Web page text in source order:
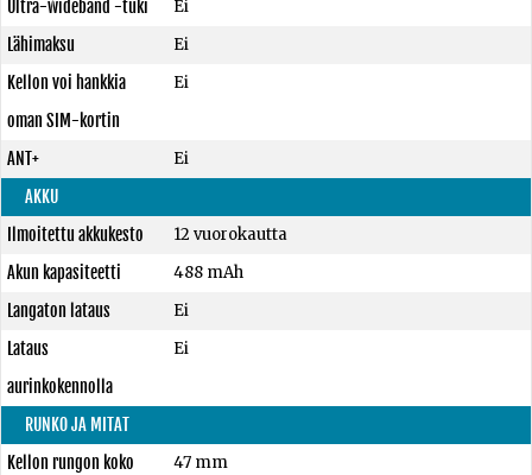
Ultra-wideband -tuki
Ei
Lähimaksu
Ei
Kellon voi hankkia
oman SIM-kortin
Ei
ANT+
Ei
AKKU
Ilmoitettu akkukesto
12 vuorokautta
Akun kapasiteetti
488 mAh
Langaton lataus
Ei
Lataus
aurinkokennolla
Ei
RUNKO JA MITAT
Kellon rungon koko
47 mm